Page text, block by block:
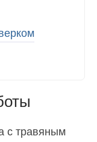
с травяным